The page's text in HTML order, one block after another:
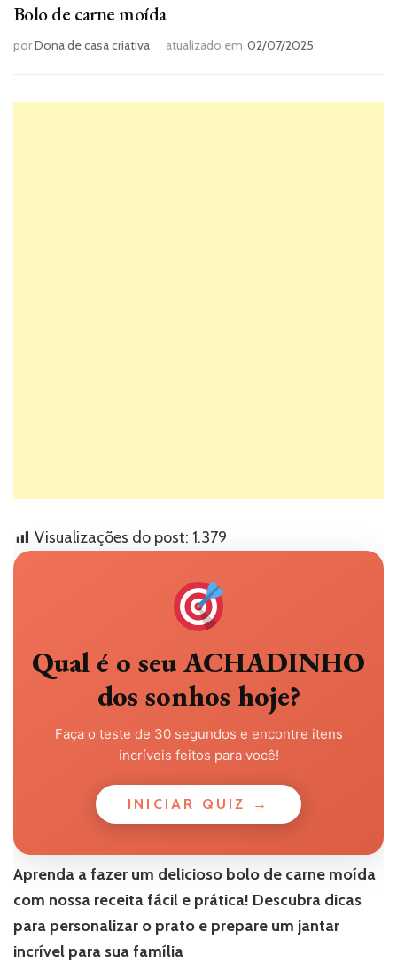
Bolo de carne moída
porDona de casa criativa atualizado em 02/07/2025
Visualizações do post: 1.379
Qual é o seu ACHADINHO
dos sonhos hoje?
Faça o teste de 30 segundos e encontre itens
incríveis feitos para você!
INICIAR QUIZ →
Aprenda a fazer um delicioso bolo de carne moída
com nossa receita fácil e prática! Descubra dicas
para personalizar o prato e prepare um jantar
incrível para sua família